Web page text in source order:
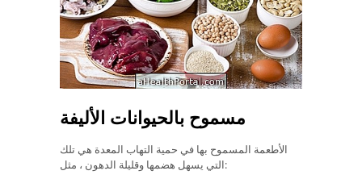
مسموح بالحيوانات الأليفة
الأطعمة المسموح بها في حمية التهاب المعدة هي تلك
التي يسهل هضمها وقليلة الدهون ، مثل: